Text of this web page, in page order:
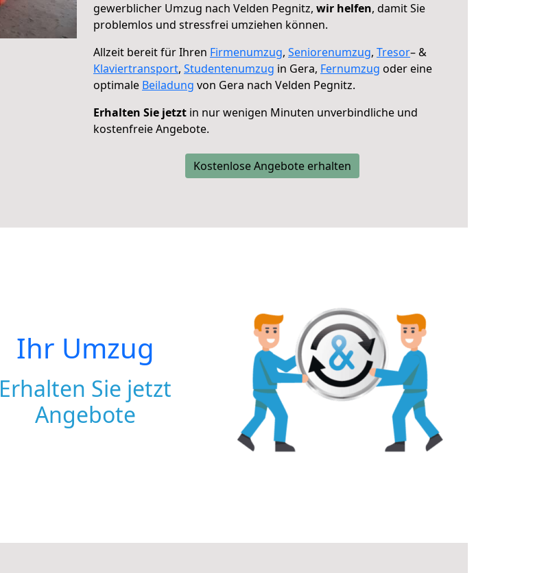
gewerblicher Umzug nach Velden Pegnitz, wir helfen, damit Sie
problemlos und stressfrei umziehen können.
Allzeit bereit für Ihren Firmenumzug, Seniorenumzug, Tresor– &
Klaviertransport, Studentenumzug in Gera, Fernumzug oder eine
optimale Beiladung von Gera nach Velden Pegnitz.
Erhalten Sie jetzt in nur wenigen Minuten unverbindliche und
kostenfreie Angebote.
Kostenlose Angebote erhalten
Ihr Umzug
Erhalten Sie jetzt
Angebote